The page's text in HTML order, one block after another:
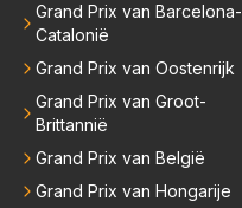
Grand Prix van Barcelona-
Catalonië
Grand Prix van Oostenrijk
Grand Prix van Groot-
Brittannië
Grand Prix van België
Grand Prix van Hongarije